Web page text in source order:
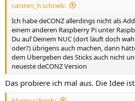
carsten_h schrieb:
Ich habe deCONZ allerdings nicht als
einem anderen Raspberry Pi unter
Du auf Deinem NUC (dort läuft doch
oder?) übrigens auch machen, dann
dem Übergeben des Sticks auch nicht
neueste deCONZ Version
Das probiere ich mal aus. Die Idee